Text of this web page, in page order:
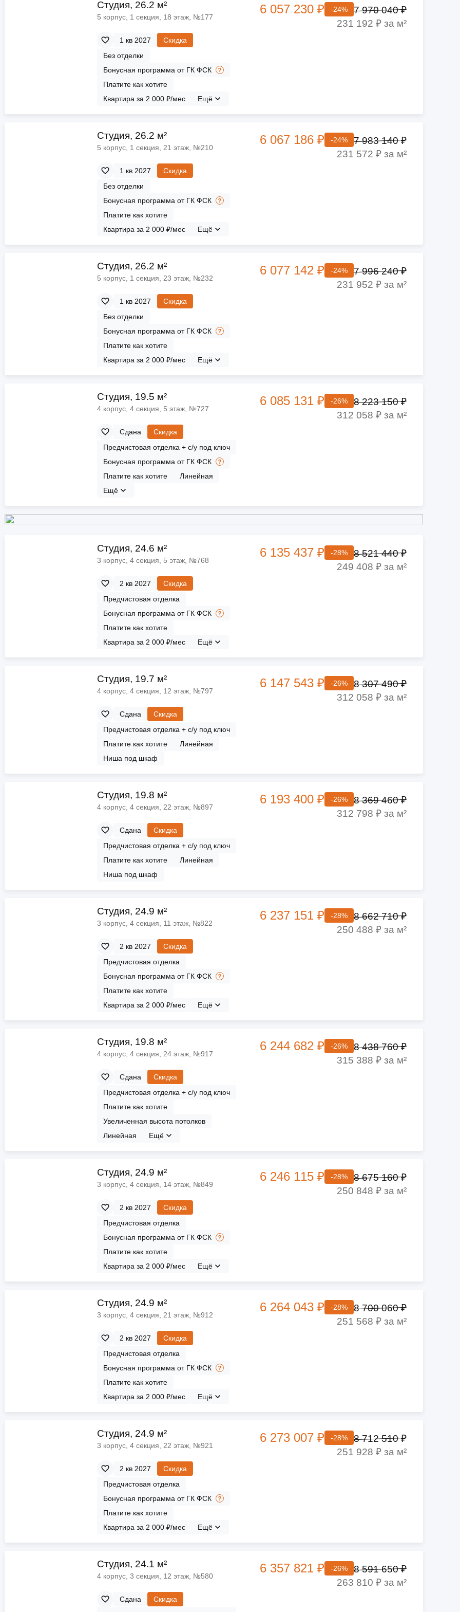
скидки
Материнский капитал
Покупка онлайн
Cтудия, 26.2 м²
5 корпус, 1 секция, 18 этаж, №177
1 кв 2027
Скидка
Без отделки
Бонусная программа от ГК ФСК
Платите как хотите
Квартира за 2 000 ₽/мес
Ещё
6 057 230 ₽ -24%
7 970 040 ₽
231 192 ₽ за м²
Cтудия, 26.2 м²
5 корпус, 1 секция, 21 этаж, №210
1 кв 2027
Скидка
Без отделки
Бонусная программа от ГК ФСК
Платите как хотите
Квартира за 2 000 ₽/мес
Ещё
6 067 186 ₽ -24%
7 983 140 ₽
231 572 ₽ за м²
Cтудия, 26.2 м²
5 корпус, 1 секция, 23 этаж, №232
1 кв 2027
Скидка
Без отделки
Бонусная программа от ГК ФСК
Платите как хотите
Квартира за 2 000 ₽/мес
Ещё
6 077 142 ₽ -24%
7 996 240 ₽
231 952 ₽ за м²
Cтудия, 19.5 м²
4 корпус, 4 секция, 5 этаж, №727
Сдана
Скидка
Предчистовая отделка + с/у под ключ
Бонусная программа от ГК ФСК
Платите как хотите
Линейная
Ещё
6 085 131 ₽ -26%
8 223 150 ₽
312 058 ₽ за м²
Cтудия, 24.6 м²
3 корпус, 4 секция, 5 этаж, №768
2 кв 2027
Скидка
Предчистовая отделка
Бонусная программа от ГК ФСК
Платите как хотите
Квартира за 2 000 ₽/мес
Ещё
6 135 437 ₽ -28%
8 521 440 ₽
249 408 ₽ за м²
Cтудия, 19.7 м²
4 корпус, 4 секция, 12 этаж, №797
Сдана
Скидка
Предчистовая отделка + с/у под ключ
Платите как хотите
Линейная
Ниша под шкаф
6 147 543 ₽ -26%
8 307 490 ₽
312 058 ₽ за м²
Cтудия, 19.8 м²
4 корпус, 4 секция, 22 этаж, №897
Сдана
Скидка
Предчистовая отделка + с/у под ключ
Платите как хотите
Линейная
Ниша под шкаф
6 193 400 ₽ -26%
8 369 460 ₽
312 798 ₽ за м²
Cтудия, 24.9 м²
3 корпус, 4 секция, 11 этаж, №822
2 кв 2027
Скидка
Предчистовая отделка
Бонусная программа от ГК ФСК
Платите как хотите
Квартира за 2 000 ₽/мес
Ещё
6 237 151 ₽ -28%
8 662 710 ₽
250 488 ₽ за м²
Cтудия, 19.8 м²
4 корпус, 4 секция, 24 этаж, №917
Сдана
Скидка
Предчистовая отделка + с/у под ключ
Платите как хотите
Увеличенная высота потолков
Линейная
Ещё
6 244 682 ₽ -26%
8 438 760 ₽
315 388 ₽ за м²
Cтудия, 24.9 м²
3 корпус, 4 секция, 14 этаж, №849
2 кв 2027
Скидка
Предчистовая отделка
Бонусная программа от ГК ФСК
Платите как хотите
Квартира за 2 000 ₽/мес
Ещё
6 246 115 ₽ -28%
8 675 160 ₽
250 848 ₽ за м²
Cтудия, 24.9 м²
3 корпус, 4 секция, 21 этаж, №912
2 кв 2027
Скидка
Предчистовая отделка
Бонусная программа от ГК ФСК
Платите как хотите
Квартира за 2 000 ₽/мес
Ещё
6 264 043 ₽ -28%
8 700 060 ₽
251 568 ₽ за м²
Cтудия, 24.9 м²
3 корпус, 4 секция, 22 этаж, №921
2 кв 2027
Скидка
Предчистовая отделка
Бонусная программа от ГК ФСК
Платите как хотите
Квартира за 2 000 ₽/мес
Ещё
6 273 007 ₽ -28%
8 712 510 ₽
251 928 ₽ за м²
Cтудия, 24.1 м²
4 корпус, 3 секция, 12 этаж, №580
Сдана
Скидка
6 357 821 ₽ -26%
8 591 650 ₽
263 810 ₽ за м²